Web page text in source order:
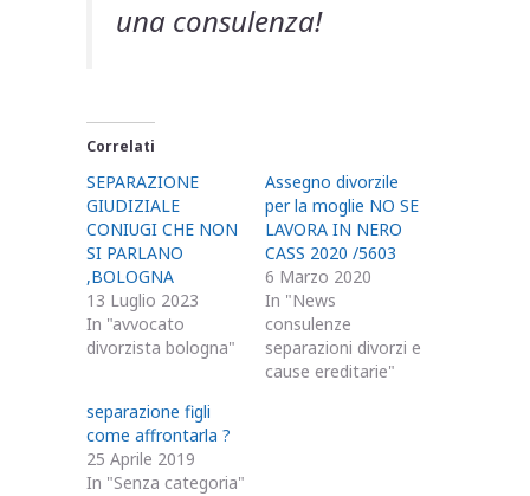
una consulenza!
Correlati
SEPARAZIONE
GIUDIZIALE
CONIUGI CHE NON
SI PARLANO
,BOLOGNA
13 Luglio 2023
In "avvocato
divorzista bologna"
Assegno divorzile
per la moglie NO SE
LAVORA IN NERO
CASS 2020 /5603
6 Marzo 2020
In "News
consulenze
separazioni divorzi e
cause ereditarie"
separazione figli
come affrontarla ?
25 Aprile 2019
In "Senza categoria"